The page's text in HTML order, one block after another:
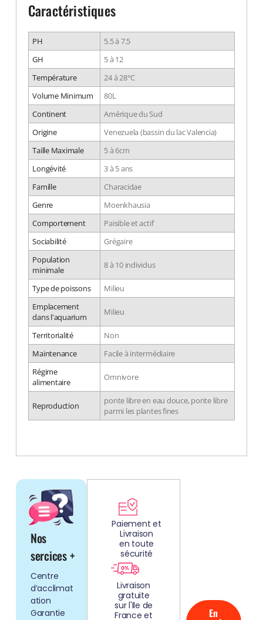
Caractéristiques
PH
5.5 à 7.5
GH
5 à 12
Température
24 à 28°C
Volume Minimum
80L
Continent
Amérique du Sud
Origine
Venezuela (bassin du lac Valencia)
Taille Maximale
5 à 6cm
Longévité
3 à 5 ans
Famille
Characidae
Genre
Moenkhausia
Comportement
Paisible et actif
Sociabilité
Grégaire
Population
minimale
8 à 10 individus
Type de poissons
Milieu
Emplacement
dans l'aquarium
Milieu
Territorialité
Non
Maintenance
Facile à intermédiaire
Régime
alimentaire
Omnivore
Reproduction
ponte libre en eau douce, ponte libre
parmi les plantes fines
Nos
sercices +
Centre
d’acclimat
ation
Garantie
Paiement et
Livraison
en toute
sécurité
Livraison
gratuite
sur l'Ile de
France et
En